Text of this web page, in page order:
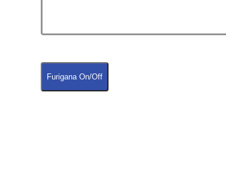
Furigana On/Off